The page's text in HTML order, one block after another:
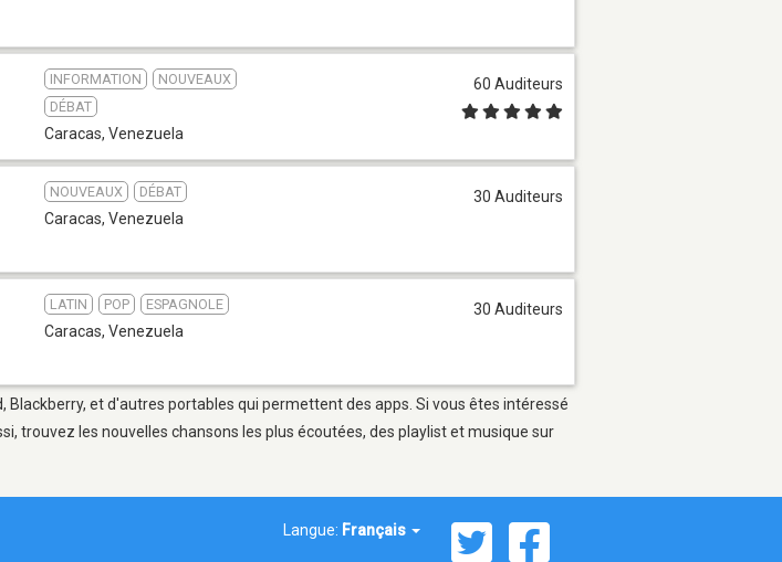
INFORMATION
NOUVEAUX
DÉBAT
Caracas, Venezuela
60 Auditeurs
NOUVEAUX DÉBAT
Caracas, Venezuela
30 Auditeurs
LATIN POP ESPAGNOLE
Caracas, Venezuela
30 Auditeurs
Blackberry, et d'autres portables qui permettent des apps. Si vous êtes intéressé
trouvez les nouvelles chansons les plus écoutées, des playlist et musique sur
Langue: Français